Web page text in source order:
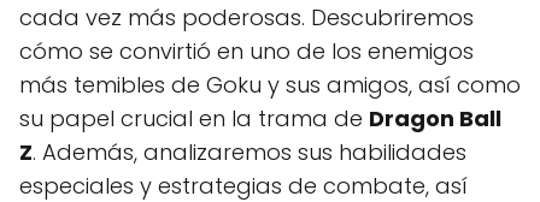
cada vez más poderosas. Descubriremos
cómo se convirtió en uno de los enemigos
más temibles de Goku y sus amigos, así como
su papel crucial en la trama de Dragon Ball
Z. Además, analizaremos sus habilidades
especiales y estrategias de combate, así